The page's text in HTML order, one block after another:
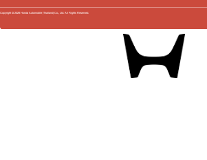
Copyright ©2026Honda Automobile (Thailand) Co., Ltd. All Rights Reserved.